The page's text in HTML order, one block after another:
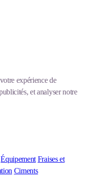
expérience de
et analyser notre
Équipement Fraises et
Ciments